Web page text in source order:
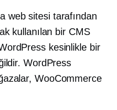
web sitesi tarafından
kullanılan bir CMS
kesinlikle bir
WordPress
WooCommerce